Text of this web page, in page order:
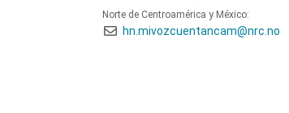
Norte de Centroamérica y México:
hn.mivozcuentancam@nrc.no